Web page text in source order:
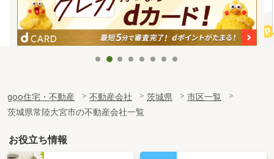
goo住宅・不動産 不動産会社 茨城県
市区一覧
茨城県常陸大宮市の不動産会社一覧
お役立ち情報